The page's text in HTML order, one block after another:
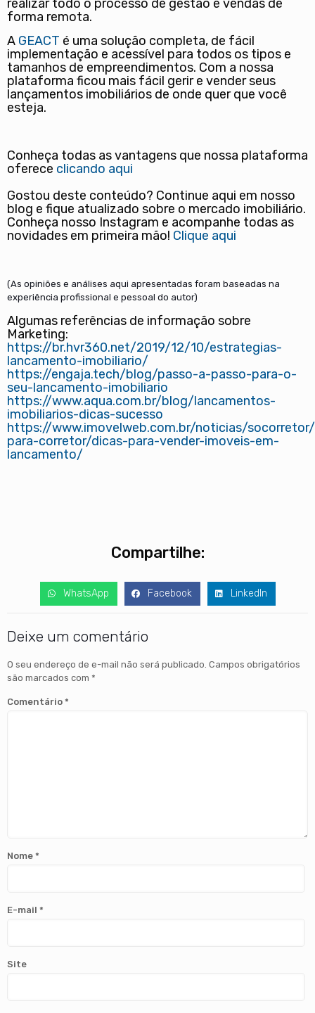
realizar todo o processo de gestão e vendas de
forma remota.
A GEACT é uma solução completa, de fácil
implementação e acessível para todos os tipos e
tamanhos de empreendimentos. Com a nossa
plataforma ficou mais fácil gerir e vender seus
lançamentos imobiliários de onde quer que você
esteja.
Conheça todas as vantagens que nossa plataforma
oferece clicando aqui
Gostou deste conteúdo? Continue aqui em nosso
blog e fique atualizado sobre o mercado imobiliário.
Conheça nosso Instagram e acompanhe todas as
novidades em primeira mão! Clique aqui
(As opiniões e análises aqui apresentadas foram baseadas na
experiência profissional e pessoal do autor)
Algumas referências de informação sobre
Marketing:
https://br.hvr360.net/2019/12/10/estrategias-
lancamento-imobiliario/
https://engaja.tech/blog/passo-a-passo-para-o-
seu-lancamento-imobiliario
https://www.aqua.com.br/blog/lancamentos-
imobiliarios-dicas-sucesso
https://www.imovelweb.com.br/noticias/
para-corretor/dicas-para-vender-imoveis-em-
lancamento/
Compartilhe:
WhatsApp Facebook LinkedIn
Deixe um comentário
O seu endereço de e-mail não será publicado. Campos obrigatórios
são marcados com *
Comentário *
Nome *
E-mail *
Site